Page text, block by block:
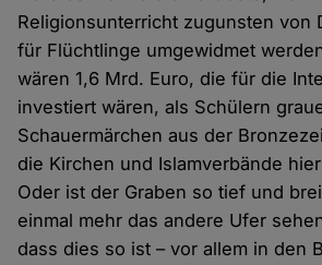
Religionsunterricht zugunsten von
für Flüchtlinge umgewidmet
wären 1,6 Mrd. Euro, die für die
investiert wären, als Schülern
Schauermärchen aus der
die Kirchen und Islamverbände
Oder ist der Graben so tief und
einmal mehr das andere Ufer
dass dies so ist – vor allem in den